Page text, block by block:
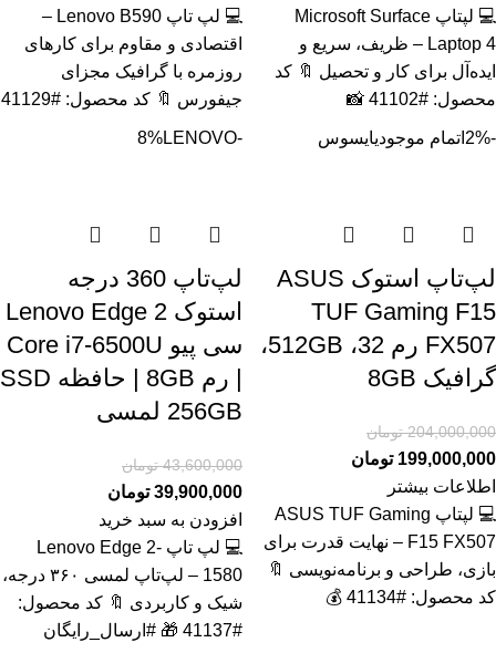
💻 لپتاپ Microsoft Surface
Laptop 4 – ظریف، سریع و
ایده‌آل برای کار و تحصیل 🔖 کد
محصول: #41102 📸
💻 لپ تاپ Lenovo B590 –
اقتصادی و مقاوم برای کارهای
روزمره با گرافیک مجزای
جیفورس 🔖 کد محصول: #41129
-2% اتمام موجودیایسوس
لپ‌تاپ استوک ASUS
TUF Gaming F15
FX507 رم 32، 512GB،
گرافیک 8GB
204,000,000 تومان
199,000,000 تومان
اطلاعات بیشتر
💻 لپتاپ ASUS TUF Gaming
F15 FX507 – نهایت قدرت برای
بازی، طراحی و برنامه‌نویسی 🔖
کد محصول: #41134 💰
-8%
LENOVO
لپ‌تاپ 360 درجه
استوک Lenovo Edge 2
سی پیو Core i7-6500U
| رم 8GB | حافظه SSD
256GB لمسی
43,600,000 تومان
39,900,000 تومان
افزودن به سبد خرید
💻 لپ تاپ Lenovo Edge 2-
1580 – لپ‌تاپ لمسی ۳۶۰ درجه،
شیک و کاربردی 🔖 کد محصول:
#41137 🎁 #ارسال_رایگان